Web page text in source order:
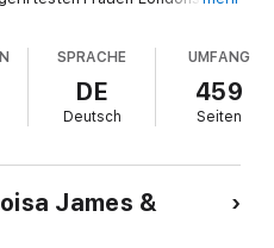
nach Jahren der
unerwartete Gefühle
SPRACHE
DE
Deutsch
UMFANG
459
Seiten
James &